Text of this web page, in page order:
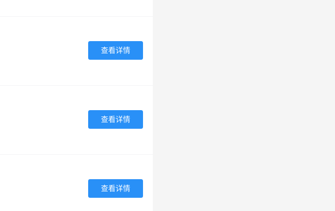
查看详情
查看详情
查看详情